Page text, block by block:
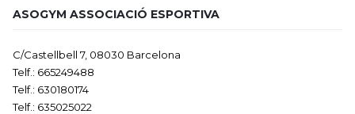
ASOGYM ASSOCIACIÓ ESPORTIVA
C/Castellbell 7, 08030 Barcelona
Telf.: 665249488
Telf.: 630180174
Telf.: 635025022